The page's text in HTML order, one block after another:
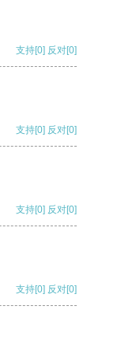
支持[0] 反对[0]
支持[0] 反对[0]
支持[0] 反对[0]
支持[0] 反对[0]